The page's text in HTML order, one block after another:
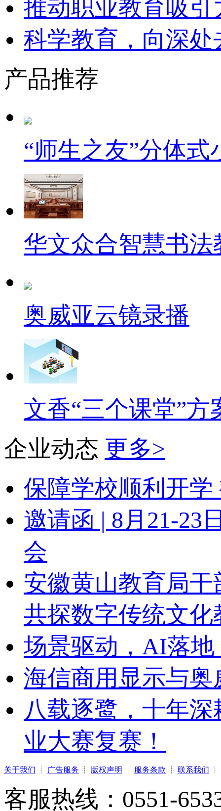
推动职业教育吸引
科学教育，向深
产品推荐
“师生之友”分体
华文众合智慧书法
奥威亚云镜录播
文香“三个课堂”方
企业动态 更多>
保障学校顺利开
邀请函 | 8月21-23
会
安徽黄山教育局
共探数字传统文化
场景驱动，AI落
海信商用显示与
八载逐鹭，十年
业大赛复赛！
关于我们 ┊ 广告服务 ┊ 版权声明 ┊ 服务条款 ┊ 联系我们 ┊
客服热线：0551-